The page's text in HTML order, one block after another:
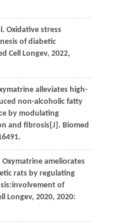
Oxidative stress
of diabetic
Cell Longev, 2022,
alleviates high-
non-alcoholic fatty
by modulating
and fibrosis[J]. Biomed
Oxymatrine ameliorates
rats by regulating
of
Longev, 2020, 2020: